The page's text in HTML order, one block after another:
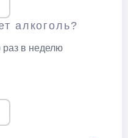
алкоголь?
раз в неделю